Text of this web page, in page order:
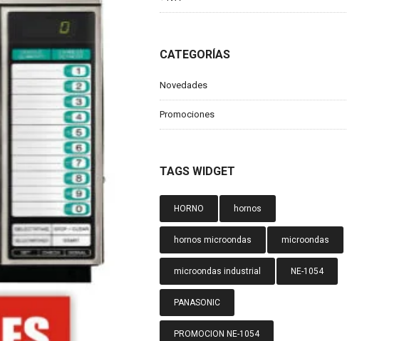
CATEGORÍAS
Novedades
Promociones
TAGS WIDGET
HORNO hornos
hornos microondas microondas
microondas industrial NE-1054
PANASONIC
PROMOCION NE-1054